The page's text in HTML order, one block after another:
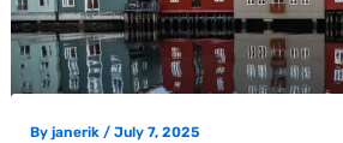
By janerik / July 7, 2025